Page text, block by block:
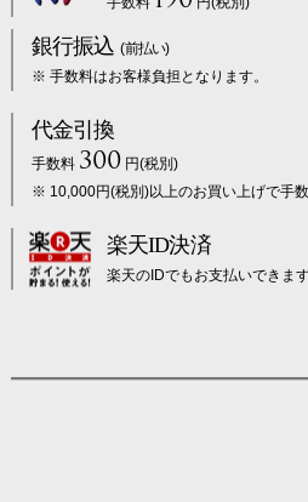
銀行振込 (前払い)
※ 手数料はお客様負担となります。
代金引換
手数料 300 円(税別)
※ 10,000円(税別)以上のお買い上げで手
楽天ID決済
楽天のIDでもお支払いできます